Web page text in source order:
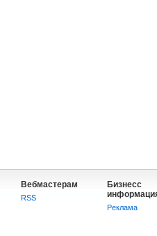
Вебмастерам
RSS
Бизнесс
Реклама